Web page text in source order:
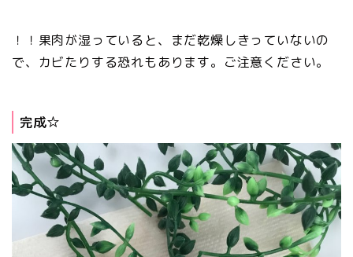
！！果肉が湿っていると、まだ乾燥しきっていないの
で、カビたりする恐れもあります。ご注意ください。
完成☆